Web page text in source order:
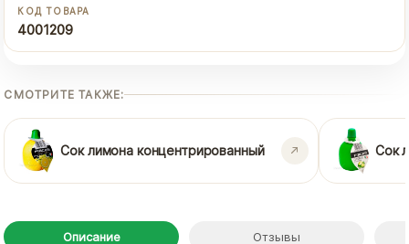
КОД ТОВАРА
4001209
СМОТРИТЕ ТАКЖЕ:
Сок лимона концентрированный Сок
Описание Отзывы